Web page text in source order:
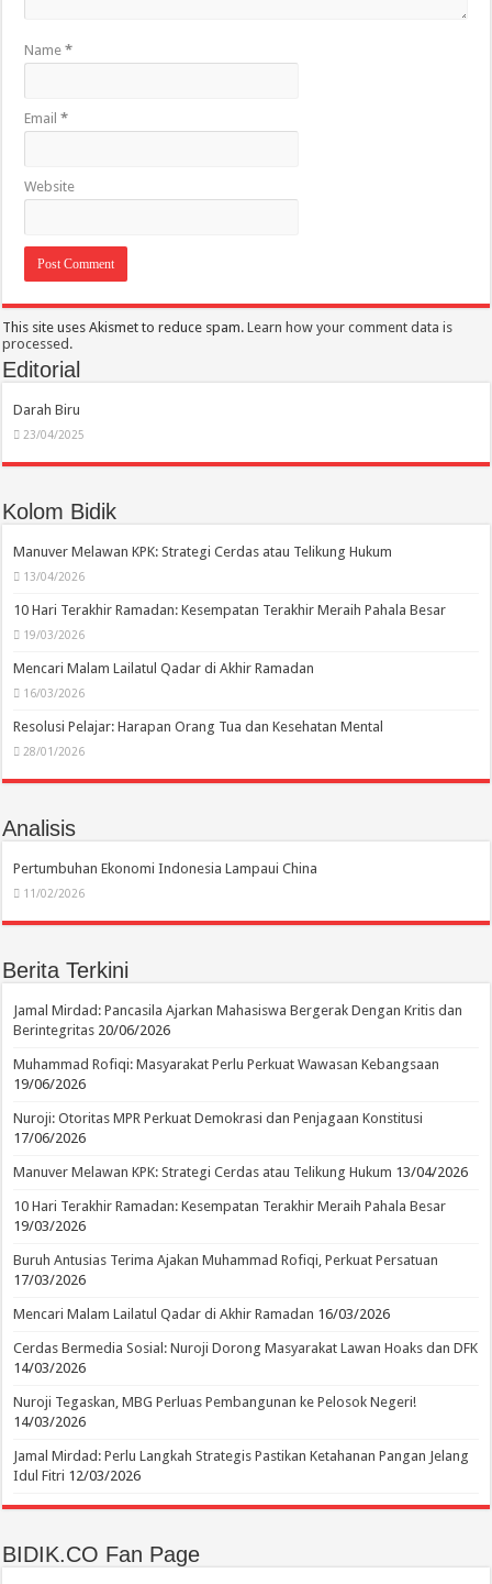
Name*
Email*
Website
This site uses Akismet to reduce spam.Learn how your comment data is
processed.
Editorial
Darah Biru
23/04/2025
Kolom Bidik
Manuver Melawan KPK: Strategi Cerdas atau Telikung Hukum
13/04/2026
10 Hari Terakhir Ramadan: Kesempatan Terakhir Meraih Pahala Besar
19/03/2026
Mencari Malam Lailatul Qadar di Akhir Ramadan
16/03/2026
Resolusi Pelajar: Harapan Orang Tua dan Kesehatan Mental
28/01/2026
Analisis
Pertumbuhan Ekonomi Indonesia Lampaui China
11/02/2026
Berita Terkini
Jamal Mirdad: Pancasila Ajarkan Mahasiswa Bergerak Dengan Kritis dan
Berintegritas 20/06/2026
Muhammad Rofiqi: Masyarakat Perlu Perkuat Wawasan Kebangsaan
19/06/2026
Nuroji: Otoritas MPR Perkuat Demokrasi dan Penjagaan Konstitusi
17/06/2026
Manuver Melawan KPK: Strategi Cerdas atau Telikung Hukum 13/04/2026
10 Hari Terakhir Ramadan: Kesempatan Terakhir Meraih Pahala Besar
19/03/2026
Buruh Antusias Terima Ajakan Muhammad Rofiqi, Perkuat Persatuan
17/03/2026
Mencari Malam Lailatul Qadar di Akhir Ramadan 16/03/2026
Cerdas Bermedia Sosial: Nuroji Dorong Masyarakat Lawan Hoaks dan DFK
14/03/2026
Nuroji Tegaskan, MBG Perluas Pembangunan ke Pelosok Negeri!
14/03/2026
Jamal Mirdad: Perlu Langkah Strategis Pastikan Ketahanan Pangan Jelang
Idul Fitri 12/03/2026
BIDIK.CO Fan Page